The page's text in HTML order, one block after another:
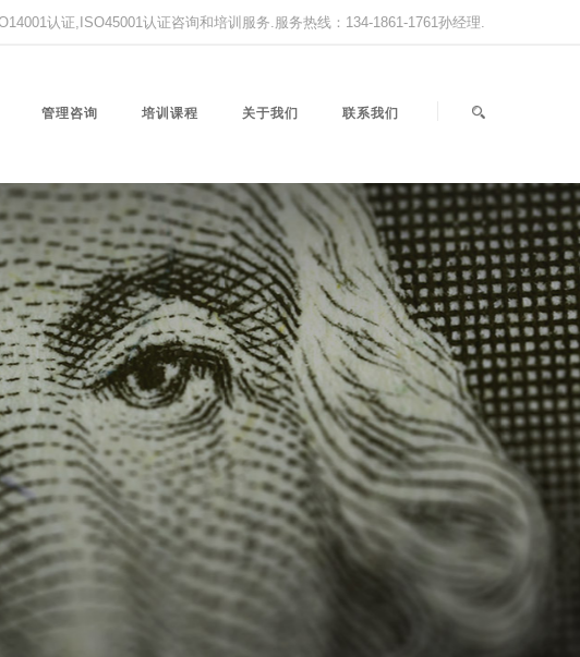
认证,ISO45001认证咨询和培训服务.服务热线：134-1861-1761孙经理.
管理咨询 培训课程 关于我们 联系我们